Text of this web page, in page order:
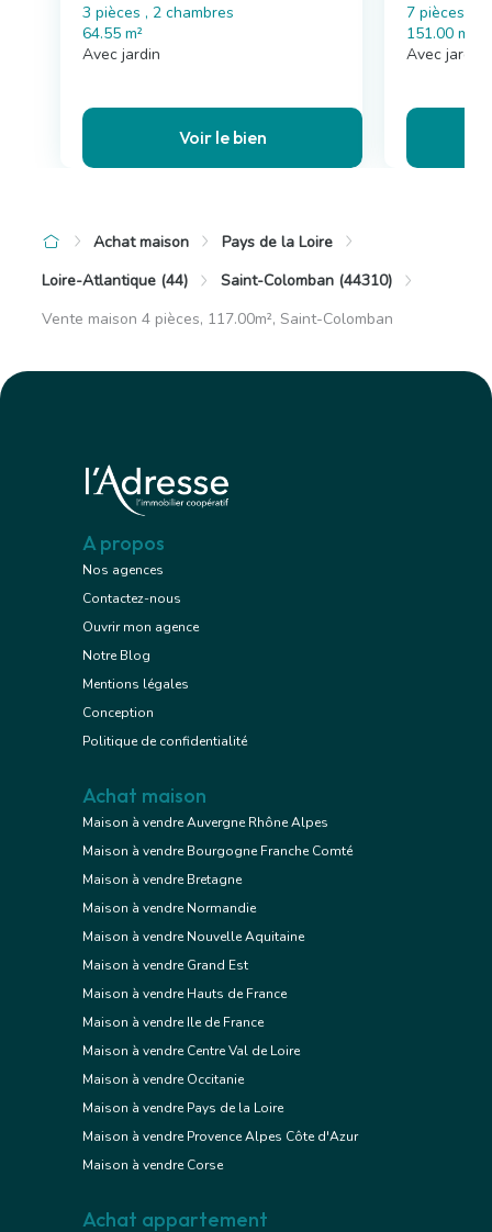
3 pièces , 2 chambres
64.55 m²
Avec jardin
Voir le bien
7 pièces , 3
151.00 m²
Avec jardin
Achat maison
Pays de la Loire
Loire-Atlantique (44)
Saint-Colomban (44310)
Vente maison 4 pièces, 117.00m², Saint-Colomban
A propos
Nos agences
Contactez-nous
Ouvrir mon agence
Notre Blog
Mentions légales
Conception
Politique de confidentialité
Achat maison
Maison à vendre Auvergne Rhône Alpes
Maison à vendre Bourgogne Franche Comté
Maison à vendre Bretagne
Maison à vendre Normandie
Maison à vendre Nouvelle Aquitaine
Maison à vendre Grand Est
Maison à vendre Hauts de France
Maison à vendre Ile de France
Maison à vendre Centre Val de Loire
Maison à vendre Occitanie
Maison à vendre Pays de la Loire
Maison à vendre Provence Alpes Côte d'Azur
Maison à vendre Corse
Achat appartement